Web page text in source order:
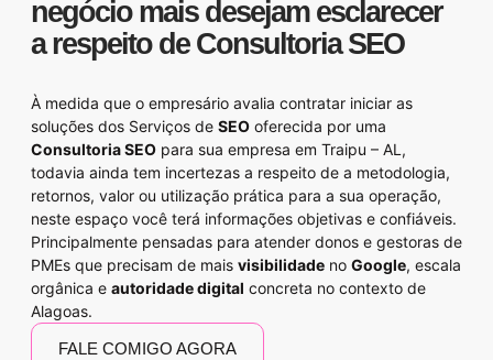
negócio mais desejam esclarecer
a respeito de Consultoria SEO
À medida que o empresário avalia contratar iniciar as
soluções dos Serviços de SEO oferecida por uma
Consultoria SEO para sua empresa em Traipu – AL,
todavia ainda tem incertezas a respeito de a metodologia,
retornos, valor ou utilização prática para a sua operação,
neste espaço você terá informações objetivas e confiáveis.
Principalmente pensadas para atender donos e gestoras de
PMEs que precisam de mais visibilidade no Google, escala
orgânica e autoridade digital concreta no contexto de
Alagoas.
FALE COMIGO AGORA